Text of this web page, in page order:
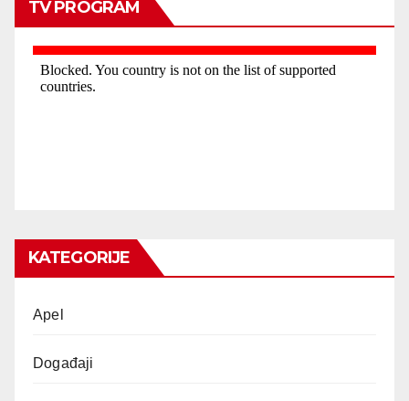
TV PROGRAM
KATEGORIJE
Apel
Događaji